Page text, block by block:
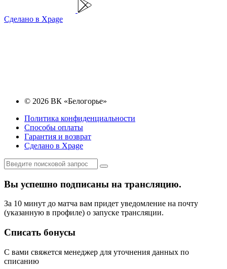
Сделано в Xpage
© 2026 ВК «Белогорье»
Политика конфиденциальности
Способы оплаты
Гарантия и возврат
Сделано в Xpage
Вы успешно подписаны на трансляцию.
За 10 минут до матча вам придет уведомление на почту
(указанную в профиле) о запуске трансляции.
Списать бонусы
С вами свяжется менеджер для уточнения данных по
списанию